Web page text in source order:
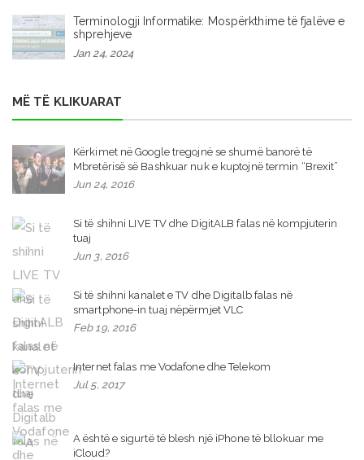
Terminologji Informatike: Mospërkthime të fjalëve e
shprehjeve
Jan 24, 2024
MË TË KLIKUARAT
Kërkimet në Google tregojnë se shumë banorë të
Mbretërisë së Bashkuar nuk e kuptojnë termin “Brexit”
Jun 24, 2016
Si të shihni LIVE TV dhe DigitALB falas në kompjuterin
tuaj
Jun 3, 2016
Si të shihni kanalet e TV dhe Digitalb falas në
smartphone-in tuaj nëpërmjet VLC
Feb 19, 2016
Internet falas me Vodafone dhe Telekom
Jul 5, 2017
A është e sigurtë të blesh një iPhone të bllokuar me
iCloud?